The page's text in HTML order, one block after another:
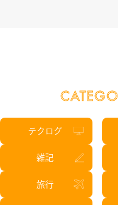
テクログ
雑記
旅行